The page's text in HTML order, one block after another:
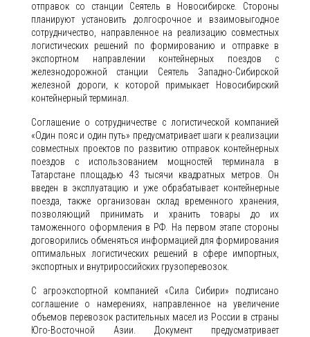
отправок со станции Сеятель в Новосибирске. Стороны
планируют установить долгосрочное и взаимовыгодное
сотрудничество, направленное на реализацию совместных
логистических решений по формированию и отправке в
экспортном направлении контейнерных поездов с
железнодорожной станции Сеятель Западно-Сибирской
железной дороги, к которой примыкает Новосибирский
контейнерный терминал.
Соглашение о сотрудничестве с логистической компанией
«Один пояс и один путь» предусматривает шаги к реализации
совместных проектов по развитию отправок контейнерных
поездов с использованием мощностей терминала в
Татарстане площадью 43 тысячи квадратных метров. Он
введен в эксплуатацию и уже обрабатывает контейнерные
поезда, также организован склад временного хранения,
позволяющий принимать и хранить товары до их
таможенного оформления в РФ. На первом этапе стороны
договорились обменяться информацией для формирования
оптимальных логистических решений в сфере импортных,
экспортных и внутрироссийских грузоперевозок.
С агроэкспортной компанией «Сила Сибири» подписано
соглашение о намерениях, направленное на увеличение
объемов перевозок растительных масел из России в страны
Юго-Восточной Азии. Документ предусматривает